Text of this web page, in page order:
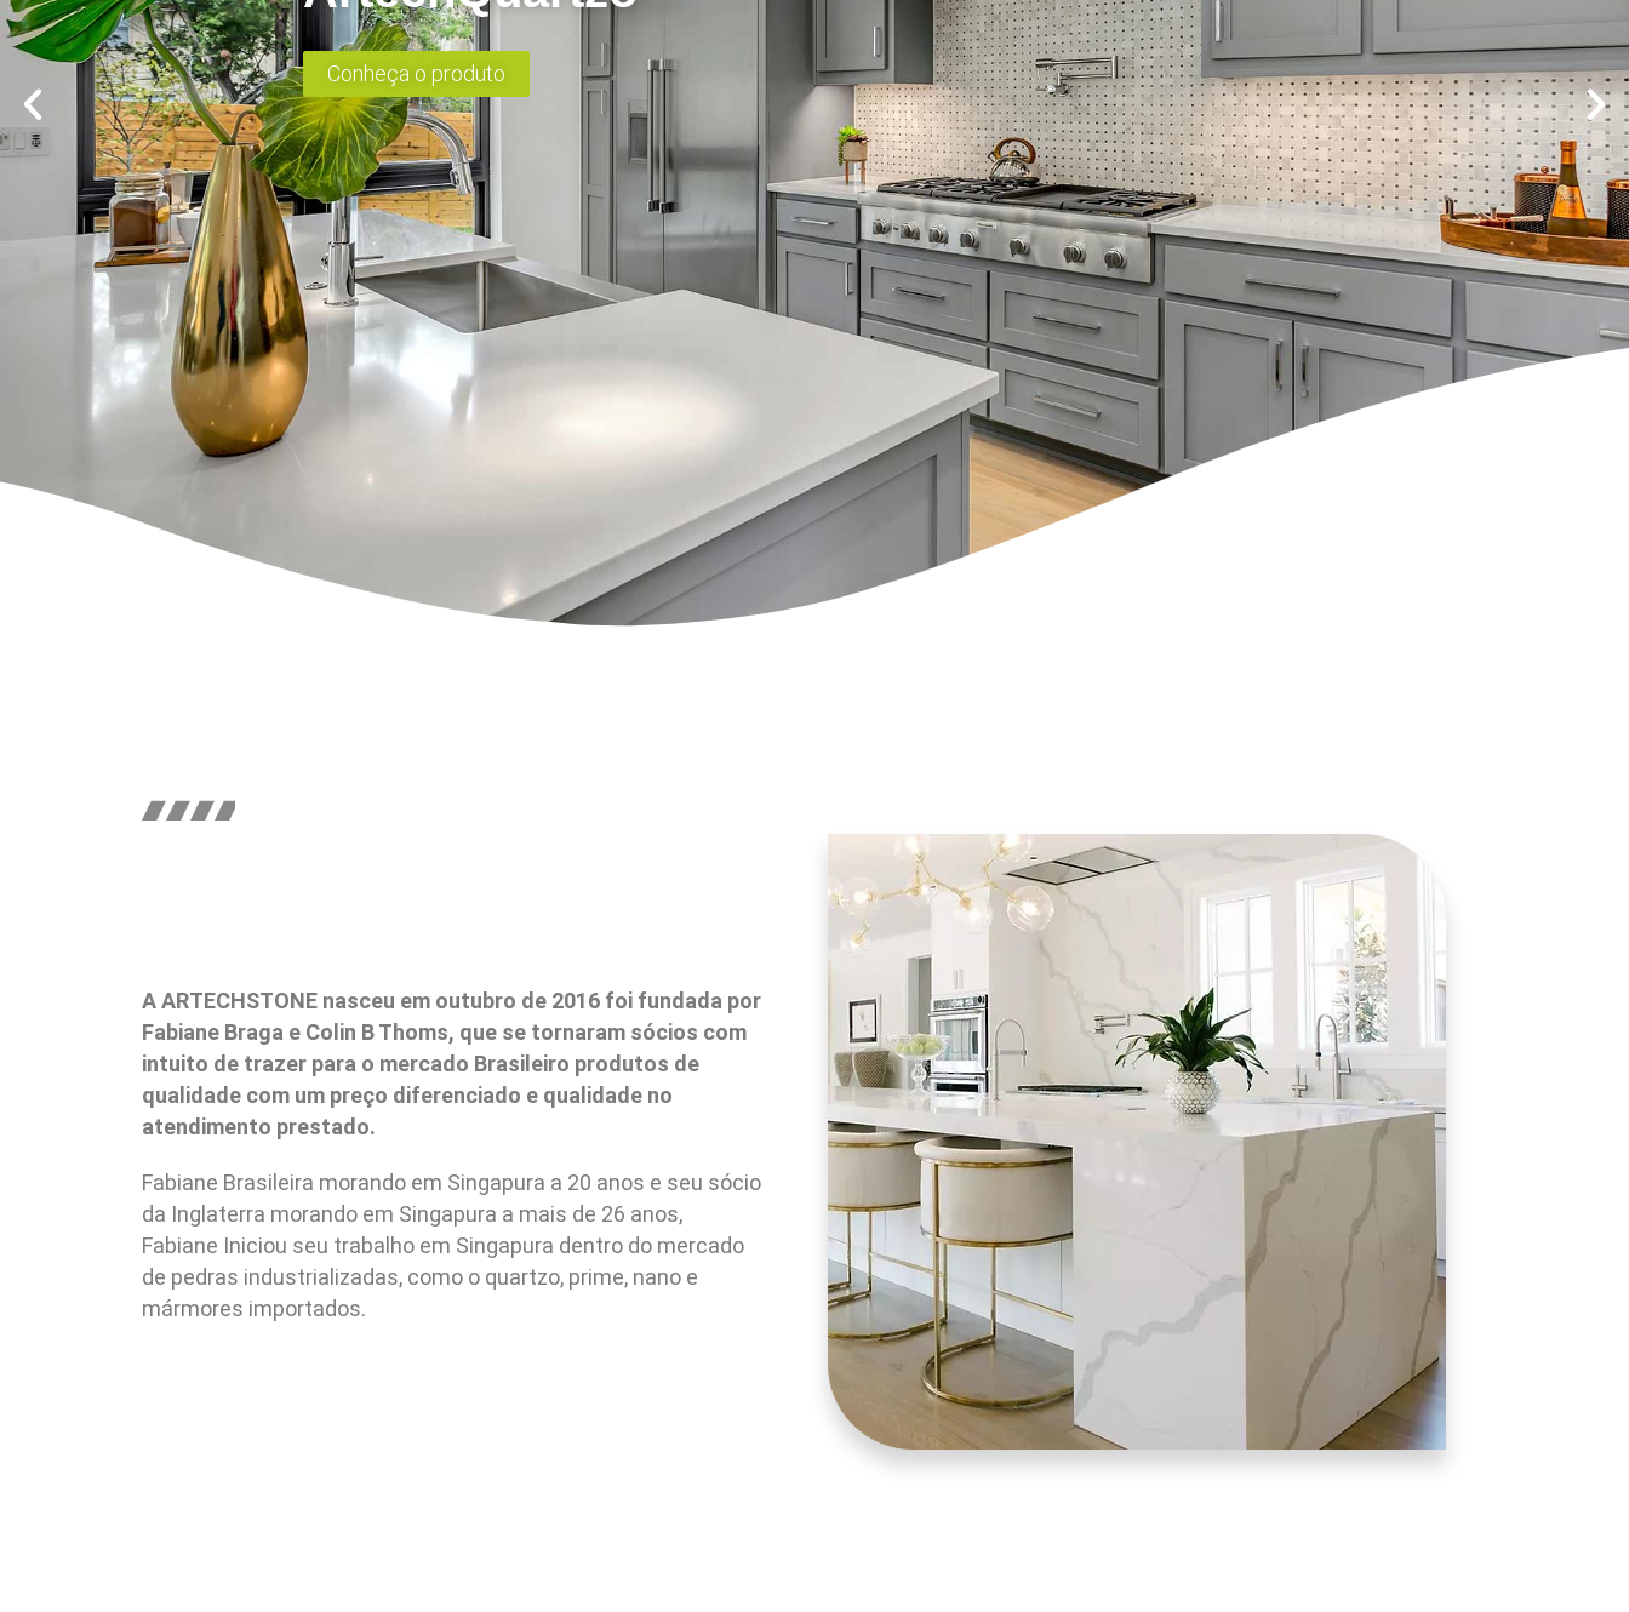
Conheça o produto
A ARTECHSTONE nasceu em outubro de 2016 foi fundada por
Fabiane Braga e Colin B Thoms, que se tornaram sócios com
intuito de trazer para o mercado Brasileiro produtos de
qualidade com um preço diferenciado e qualidade no
atendimento prestado.
Fabiane Brasileira morando em Singapura a 20 anos e seu sócio
da Inglaterra morando em Singapura a mais de 26 anos,
Fabiane Iniciou seu trabalho em Singapura dentro do mercado
de pedras industrializadas, como o quartzo, prime, nano e
mármores importados.